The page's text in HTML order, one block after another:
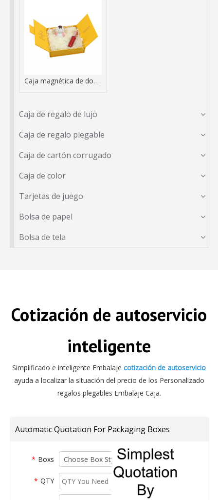
Caja magnética de doble puerta
Caja de regalo de lujo
Caja de regalo plegable
Caja de cartón corrugado
Caja de color
Tarjetas de juego
Bolsa de papel
Bolsa de tela
Cotización de autoservicio
inteligente
Simplificado e inteligente Embalaje cotización de autoservicio
ayuda a localizar la situación del precio de los Personalizado
regalos plegables Embalaje Caja.
Automatic Quotation For Packaging Boxes
* Boxs
* QTY
¿Cuánto tiempo lleva Personalizadoizar una
muestra plegable Caja?